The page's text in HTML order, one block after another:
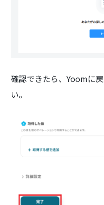
確認できたら、Yoomに
い。